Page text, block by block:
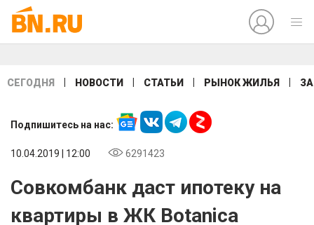
СЕГОДНЯ НОВОСТИ СТАТЬИ РЫНОК ЖИЛЬЯ
Подпишитесь на нас:
10.04.2019 | 12:00 6291423
Совкомбанк даст ипотеку на
квартиры в ЖК Botanica